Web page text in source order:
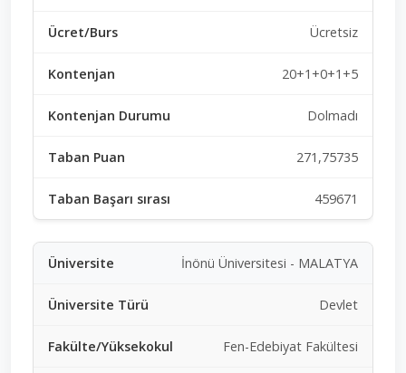
Ücretsiz
20+1+0+1+5
Dolmadı
271,75735
459671
İnönü Üniversitesi - MALATYA
Devlet
Fen-Edebiyat Fakültesi